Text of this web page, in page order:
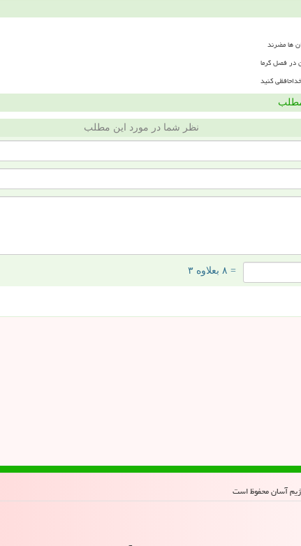
ها مضرند
در فصل گرما
کنید
مطلب
نظر شما در مورد این مطلب
= ۸ بعلاوه ۳